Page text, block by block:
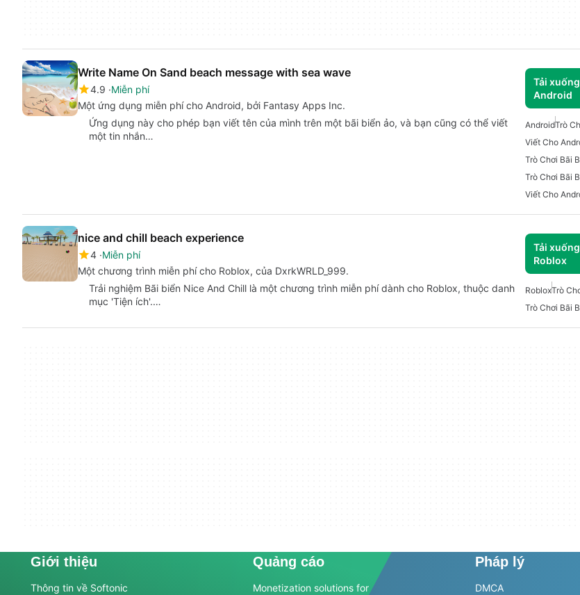
Write Name On Sand beach message with sea wave
4.9 Miễn phí
Một ứng dụng miễn phí cho Android, bởi Fantasy Apps Inc.
Tải
Android
Ứng dụng này cho phép bạn viết tên của mình trên một bãi biển ảo, và bạn cũng có thể viết
một tin nhắn…
AndroidTrò
Viết Cho
Trò Chơi Bãi
Trò Chơi Bãi
Viết Cho
nice and chill beach experience
4 Miễn phí
Một chương trình miễn phí cho Roblox, của DxrkWRLD_999.
Tải
Roblox
Trải nghiệm Bãi biển Nice And Chill là một chương trình miễn phí dành cho Roblox, thuộc danh
mục 'Tiện ích'.…
RobloxTrò
Trò Chơi Bãi
Giới thiệu
Thông tin về Softonic
Quảng cáo
Monetization solutions for
Pháp lý
DMCA